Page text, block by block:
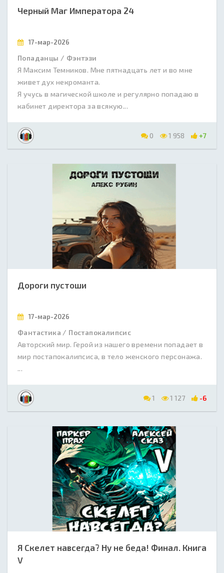
Черный Маг Императора 24
17-мар-2026
Попаданцы / Фэнтэзи
Я Максим Темников. Мне пятнадцать лет и во мне
живет дух некроманта.
Я учусь в магической школе и регулярно попадаю в
кабинет директора за всякую...
0 1 958 +7
Дороги пустоши
17-мар-2026
Фантастика / Постапокалипсис
Авторский мир. Герой из нашего времени попадает в
мир постапокалипсиса, в тело женского персонажа.
...
1 1 127 -6
Я Скелет навсегда? Ну не беда! Финал. Книга
V